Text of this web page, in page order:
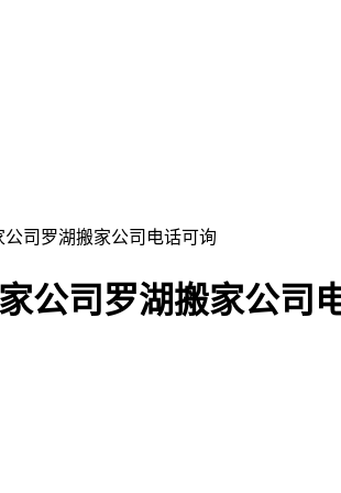
司罗湖搬家公司电话可询
公司罗湖搬家公司